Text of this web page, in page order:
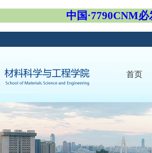
中国·7790CNM
首页